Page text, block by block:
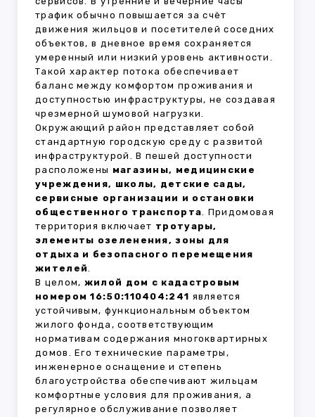
трафик обычно повышается за счёт
движения жильцов и посетителей соседних
объектов, в дневное время сохраняется
умеренный или низкий уровень активности.
Такой характер потока обеспечивает
баланс между комфортом проживания и
доступностью инфраструктуры, не создавая
чрезмерной шумовой нагрузки.
Окружающий район представляет собой
стандартную городскую среду с развитой
инфраструктурой. В пешей доступности
расположены магазины, медицинские
учреждения, школы, детские сады,
сервисные организации и остановки
общественного транспорта. Придомовая
территория включает тротуары,
элементы озеленения, зоны для
отдыха и безопасного перемещения
жителей.
В целом, жилой дом с кадастровым
номером 16:50:110404:241 является
устойчивым, функциональным объектом
жилого фонда, соответствующим
нормативам содержания многоквартирных
домов. Его технические параметры,
инженерное оснащение и степень
благоустройства обеспечивают жильцам
комфортные условия для проживания, а
регулярное обслуживание позволяет